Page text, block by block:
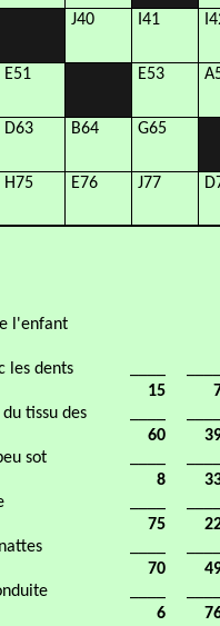
J40 I41
E51 E53
D63 B64 G65
H75 E76 J77
l'enfant
les dents
15
tissu des
60
sot
8
75
70
6